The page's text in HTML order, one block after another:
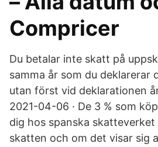
Compricer
Du betalar inte skatt på
samma år som du deklarerar
utan först vid deklarationen
2021-04-06 · De 3 % som
dig hos spanska
skatten och om det visar sig